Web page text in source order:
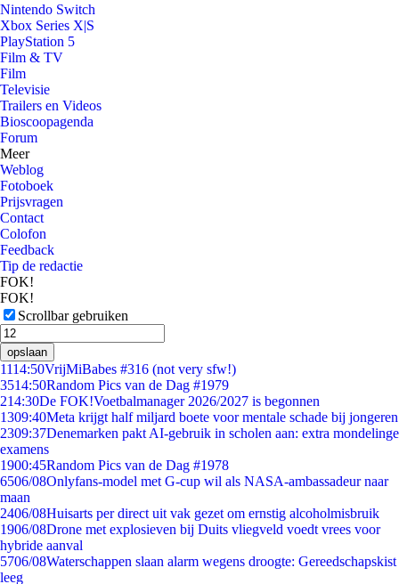
Nintendo Switch
Xbox Series X|S
PlayStation 5
Film & TV
Film
Televisie
Trailers en Videos
Bioscoopagenda
Forum
Meer
Weblog
Fotoboek
Prijsvragen
Contact
Colofon
Feedback
Tip de redactie
FOK!
FOK!
Scrollbar gebruiken
opslaan
1114:50VrijMiBabes #316 (not very sfw!)
3514:50Random Pics van de Dag #1979
214:30De FOK!Voetbalmanager 2026/2027 is begonnen
1309:40Meta krijgt half miljard boete voor mentale schade bij jongeren
2309:37Denemarken pakt AI-gebruik in scholen aan: extra mondelinge
examens
1900:45Random Pics van de Dag #1978
6506/08Onlyfans-model met G-cup wil als NASA-ambassadeur naar
maan
2406/08Huisarts per direct uit vak gezet om ernstig alcoholmisbruik
1906/08Drone met explosieven bij Duits vliegveld voedt vrees voor
hybride aanval
5706/08Waterschappen slaan alarm wegens droogte: Gereedschapskist
leeg